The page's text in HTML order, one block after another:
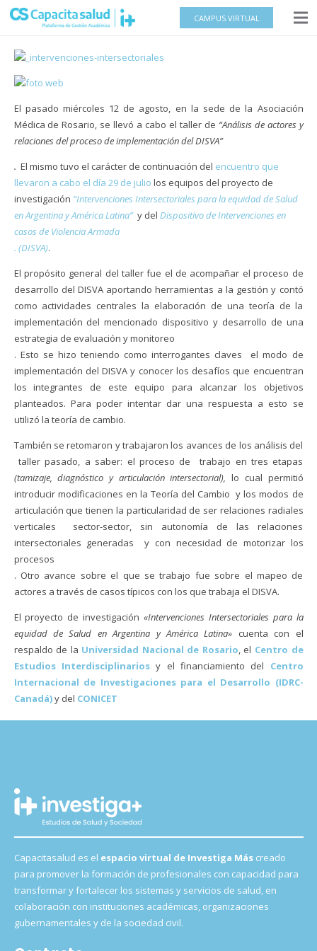
CAMPUS VIRTUAL
El pasado miércoles 12 de agosto, en la sede de la Asociación
Médica de Rosario, se llevó a cabo el taller de “Análisis de actores y
relaciones del proceso de implementación del DISVA”
. El mismo tuvo el carácter de continuación del encuentro que
llevaron a cabo el día 29 de julio los equipos del proyecto de
investigación “Intervenciones Intersectoriales para la equidad de Salud
en Argentina y América Latina”y del Dispositivo de Intervenciones en
casos de Violencia Armada
. (DISVA).
El propósito general del taller fue el de acompañar el proceso de
desarrollo del DISVA aportando herramientas a la gestión y contó
como actividades centrales la elaboración de una teoría de la
implementación del mencionado dispositivo y desarrollo de una
estrategia de evaluación y monitoreo
. Esto se hizo teniendo como interrogantes claves el modo de
implementación del DISVA y conocer los desafíos que encuentran
los integrantes de este equipo para alcanzar los objetivos
planteados. Para poder intentar dar una respuesta a esto se
utilizó la teoría de cambio.
También se retomaron y trabajaron los avances de los análisis del
taller pasado, a saber: el proceso de trabajo en tres etapas
(tamizaje, diagnóstico y articulación intersectorial),lo cual permitió
introducir modificaciones en la Teoría del Cambio y los modos de
articulación que tienen la particularidad de ser relaciones radiales
verticales sector-sector, sin autonomía de las relaciones
intersectoriales generadas y con necesidad de motorizar los
procesos
. Otro avance sobre el que se trabajo fue sobre el mapeo de
actores a través de casos típicos con los que trabaja el DISVA.
El proyecto de investigación «Intervenciones Intersectoriales para la
equidad de Salud en Argentina y América Latina» cuenta con el
respaldo de la Universidad Nacional de Rosario , el Centro de
Estudios Interdisciplinariosy el financiamiento del
Centro
Internacional de Investigaciones para el Desarrollo (IDRC-
Canadá)y del CONICET
Capacitasalud es el espacio virtual de Investiga Máscreado
para promover la formación de profesionales con capacidad para
transformar y fortalecer los sistemas y servicios de salud, en
colaboración con instituciones académicas, organizaciones
gubernamentales y de la sociedad civil.